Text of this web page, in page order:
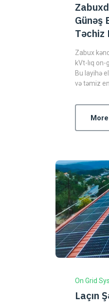
Günəş
Təchiz
Zabux
kVt-lıq on-
Bu layihə
və təmiz
More
On Grid
Laçın